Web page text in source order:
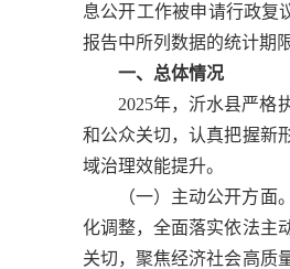
息公开工作被申请行政复
报告中所列数据的统计期
一、总体情况
2025年，沂水县严格
和公众关切，认真把握新
域治理效能提升。
（一）主动公开方
化调整，全面落实依法主
关切，聚焦经济社会高质